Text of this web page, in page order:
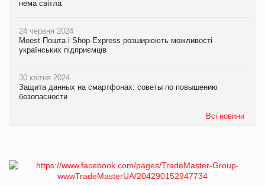
нема світла
24 червня 2024
Meest Пошта і Shop-Express розширюють можливості
українських підприємців
30 квітня 2024
Защита данных на смартфонах: советы по повышению
безопасности
Всі новини